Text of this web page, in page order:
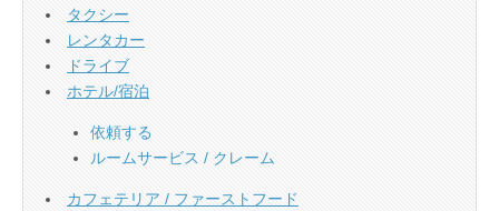
タクシー
レンタカー
ドライブ
ホテル/宿泊
依頼する
ルームサービス / クレーム
カフェテリア / ファーストフード